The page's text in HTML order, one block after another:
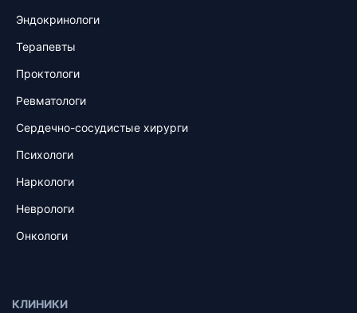
Эндокринологи
Терапевты
Проктологи
Ревматологи
Сердечно-сосудистые хирурги
Психологи
Наркологи
Неврологи
Онкологи
КЛИНИКИ